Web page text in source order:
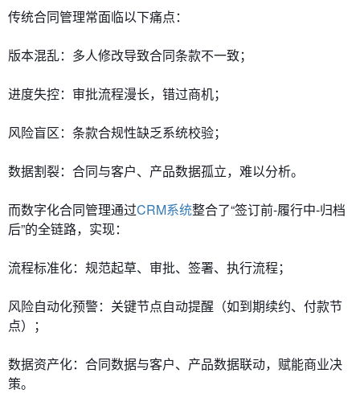
传统合同管理常面临以下痛点：
​​版本混乱​​：多人修改导致合同条款不一致；
​​进度失控​​：审批流程漫长，错过商机；
​​风险盲区​​：条款合规性缺乏系统校验；
​​数据割裂​​：合同与客户、产品数据孤立，难以分析。
而数字化合同管理通过CRM系统整合了“签订前-履行中-归档
后”的全链路，实现：
​​流程标准化​​：规范起草、审批、签署、执行流程；
​​风险自动化预警​​：关键节点自动提醒（如到期续约、付款节
点）；
​​数据资产化​​：合同数据与客户、产品数据联动，赋能商业决
策。